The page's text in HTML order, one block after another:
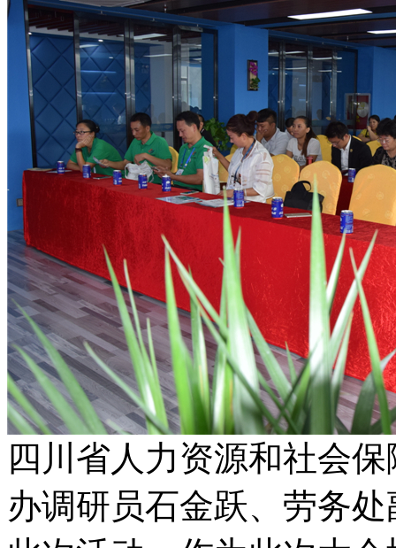
四川省人力资源和社会
办调研员石金跃、劳务